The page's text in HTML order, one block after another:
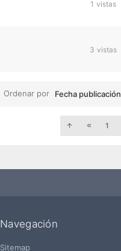
1 vistas
3 vistas
Ordenar por Fecha publicación
1
Navegación
Sitemap